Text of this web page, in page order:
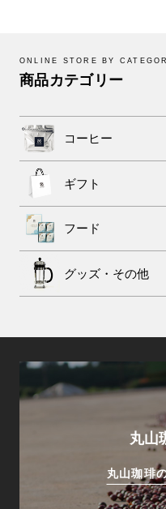
ONLINE STORE BY
商品カテゴリー
コーヒー
ギフト
フード
グッズ・その他
丸山
丸山珈琲